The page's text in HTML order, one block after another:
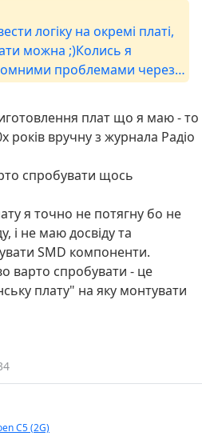
логіку на окремі платі,
можна ;)Колись я
проблемами через
правда там було дуже
тісніший корпус.
плат що я маю - то
років вручну з журнала Радіо
спробувати щось
я точно не потягну бо не
і не маю досвіду та
SMD компоненти.
варто спробувати - це
плату" на яку монтувати
C5 (2G)